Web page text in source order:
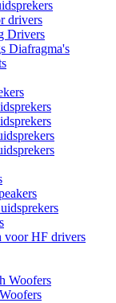
drivers
Drivers
Diafragma's
voor HF drivers
Woofers